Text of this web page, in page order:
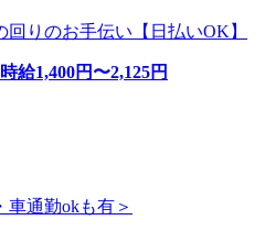
回りのお手伝い【日払いOK】
時給1,400円〜2,125円
通勤okも有＞